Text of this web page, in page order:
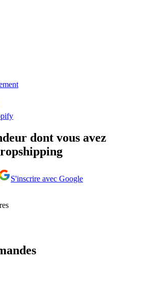
dont vous avez
S'inscrire avec Google